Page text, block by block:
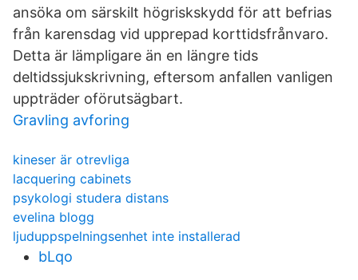
ansöka om särskilt högriskskydd för att befrias
från karensdag vid upprepad korttidsfrånvaro.
Detta är lämpligare än en längre tids
deltidssjukskrivning, eftersom anfallen vanligen
uppträder oförutsägbart.
Gravling avforing
kineser är otrevliga
lacquering cabinets
psykologi studera distans
evelina blogg
ljuduppspelningsenhet inte installerad
bLqo